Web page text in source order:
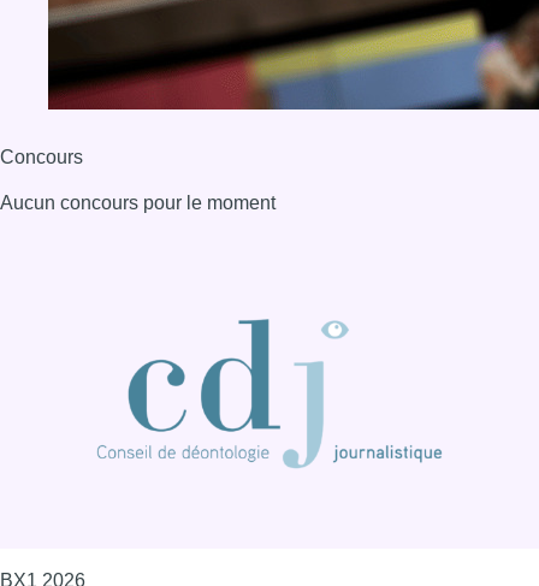
Concours
Aucun concours pour le moment
BX1 2026